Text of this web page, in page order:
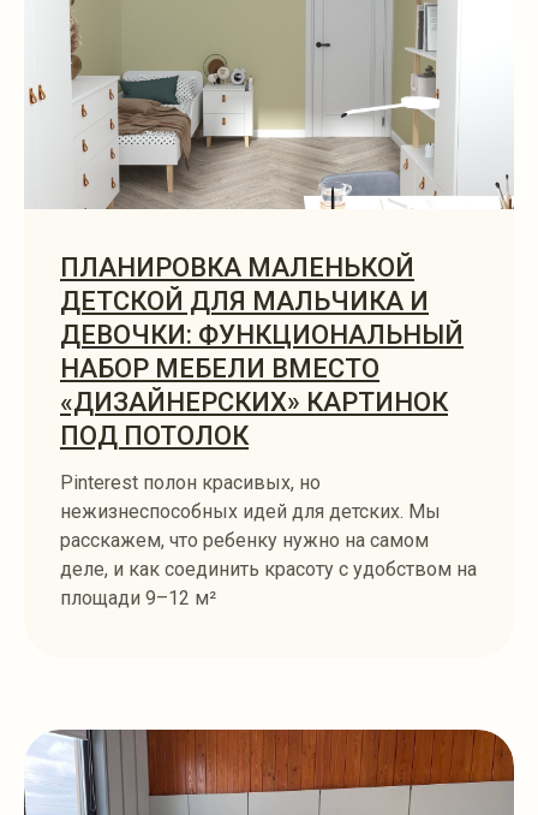
ПЛАНИРОВКА МАЛЕНЬКОЙ
ДЕТСКОЙ ДЛЯ МАЛЬЧИКА И
ДЕВОЧКИ: ФУНКЦИОНАЛЬНЫЙ
НАБОР МЕБЕЛИ ВМЕСТО
«ДИЗАЙНЕРСКИХ» КАРТИНОК
ПОД ПОТОЛОК
Pinterest полон красивых, но
нежизнеспособных идей для детских. Мы
расскажем, что ребенку нужно на самом
деле, и как соединить красоту с удобством на
площади 9–12 м²